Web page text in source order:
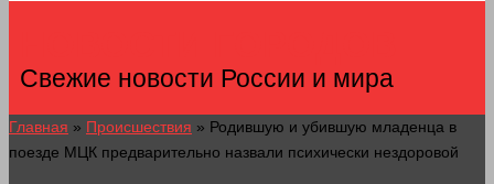
Свежие новости России и мира
Главная » Происшествия » Родившую и убившую младенца в
поезде МЦК предварительно назвали психически нездоровой